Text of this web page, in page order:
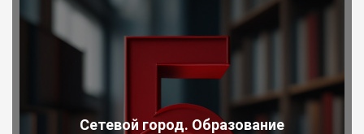
Сетевой город. Образование